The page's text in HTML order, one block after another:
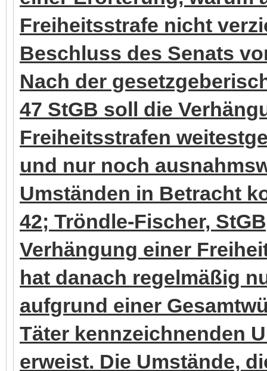
Freiheitsstrafe nicht
Beschluss des Senats
Nach der
47 StGB soll die
Freiheitsstrafen
und nur noch
Umständen in Betracht
42; Tröndle-Fischer,
Verhängung einer
hat danach regelmäßig
aufgrund einer
Täter kennzeichnenden
erweist. Die Umstände,